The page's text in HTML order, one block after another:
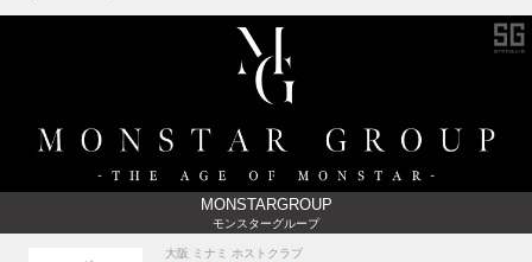
MONSTARGROUP
モンスターグループ
大阪 ミナミ ホストクラブ